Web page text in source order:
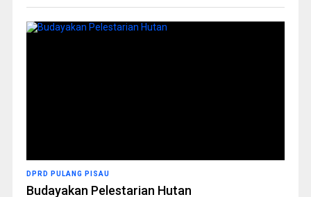
DPRD PULANG PISAU
Budayakan Pelestarian Hutan